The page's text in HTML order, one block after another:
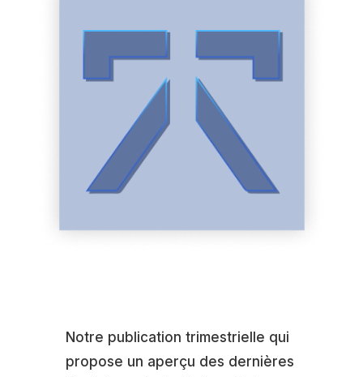
Notre publication trimestrielle qui
propose un aperçu des dernières